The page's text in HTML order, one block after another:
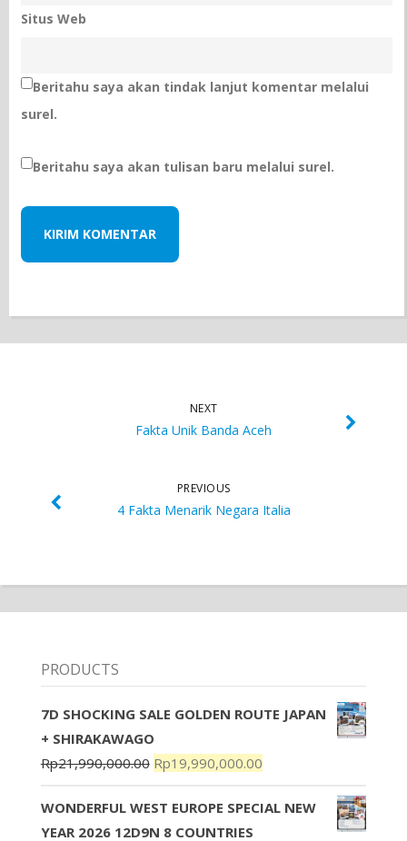
Situs Web
Beritahu saya akan tindak lanjut komentar melalui
surel.
Beritahu saya akan tulisan baru melalui surel.
NEXT
Fakta Unik Banda Aceh
PREVIOUS
4 Fakta Menarik Negara Italia
PRODUCTS
7D SHOCKING SALE GOLDEN ROUTE JAPAN
+ SHIRAKAWAGO
Rp21,990,000.00 Rp19,990,000.00
WONDERFUL WEST EUROPE SPECIAL NEW
YEAR 2026 12D9N 8 COUNTRIES